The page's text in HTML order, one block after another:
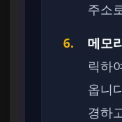
주소
6.
메모
릭하
옵니
경하